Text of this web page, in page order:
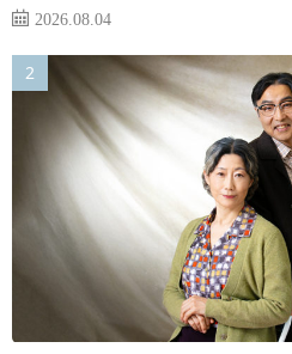
2026.08.04